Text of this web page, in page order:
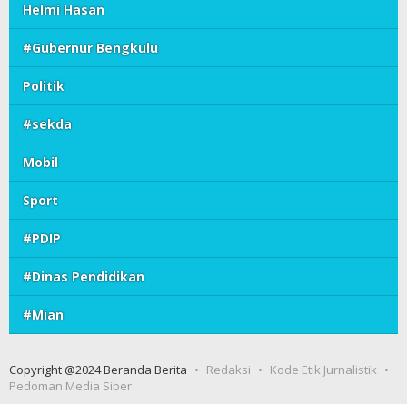
Helmi Hasan
#Gubernur Bengkulu
Politik
#sekda
Mobil
Sport
#PDIP
#Dinas Pendidikan
#Mian
Copyright @2024 Beranda Berita Redaksi
Kode Etik Jurnalistik
Pedoman Media Siber